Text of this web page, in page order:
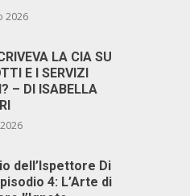
2026
LA CIA SU
E I SERVIZI
– DI ISABELLA
dell’Ispettore Di
4: L’Arte di